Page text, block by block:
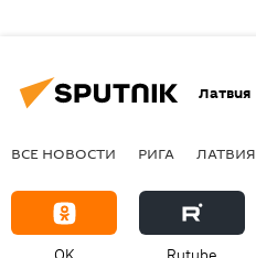
Латвия
ВСЕ НОВОСТИ РИГА ЛАТВИЯ